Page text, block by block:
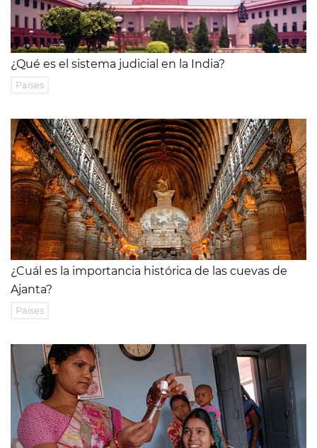
¿Qué es el sistema judicial en la India?
Países
¿Cuál es la importancia histórica de las cuevas de
Ajanta?
Países